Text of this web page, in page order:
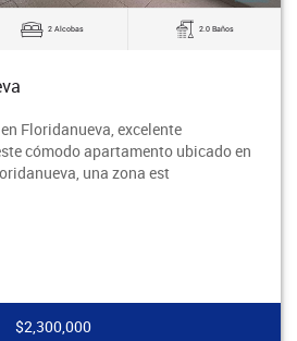
2 Alcobas 2.0 Baños
Floridanueva, excelente
cómodo apartamento ubicado en
una zona est
$2,300,000